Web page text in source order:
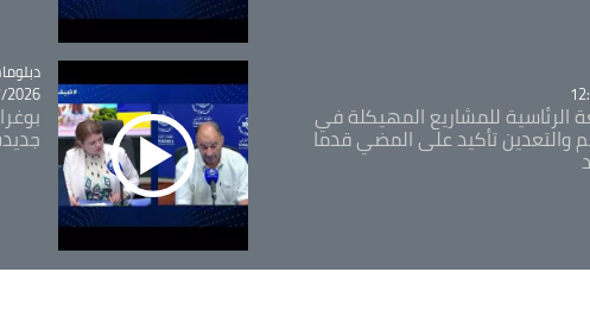
الرئاسية للمشاريع المهيكلة في
والتعدين تأكيد على المضي قدما
- 11:46